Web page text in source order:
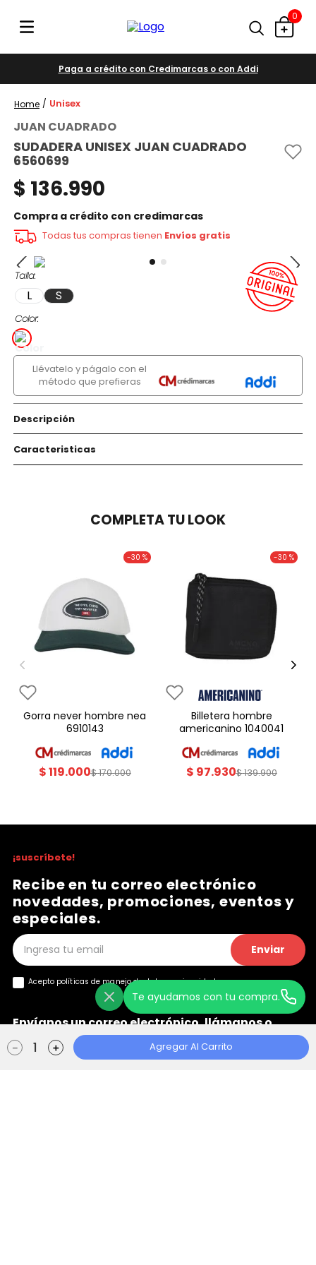
0
Paga a crédito con Credimarcas o con Addi
Unisex
JUAN CUADRADO
SUDADERA UNISEX JUAN CUADRADO
6560699
$ 136.990
Compra a crédito con credimarcas
Todas tus compras tienen Envíos gratis
Talla
L S
Color
Llévatelo y págalo con el
método que prefieras
Descripción
Caracteristicas
＋
－ Agregar Al Carrito
COMPLETA TU LOOK
-30 %
gorra never hombre nea
6910143
$119.000$170.000
-30 %
billetera hombre
americanino 1040041
$ 97.930$139.900
Te ayudamos con tu compra.
¡suscríbete!
Recibe en tu correo electrónico
novedades, promociones, eventos y
especiales.
Enviar
Acepto políticas de manejo dedatos y privacidad
Envíanos un correo electrónico, llámanos o
chatea con nosotros
+
Ayuda
+